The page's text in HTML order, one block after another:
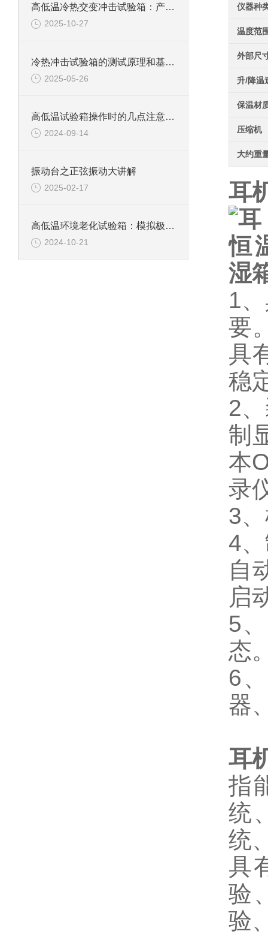
高低温冷热交变冲击试验箱：产品耐候性
2025-10-27
冷热冲击试验箱的测试原理和基本概念
2025-05-26
高低温试验箱操作时的几点注意事项
2024-09-14
振动台之正弦振动大讲解
2025-02-17
高低温环境老化试验箱：模拟极限环境的测试利器
2024-10-21
仪器种
温度范
外部尺
升/降温
保温材
压缩机
大约重
耳
1
要
具
稳
2
制
本
录
3
4
自
启
5
态
6
器
耳
指
统
统
具
验
验